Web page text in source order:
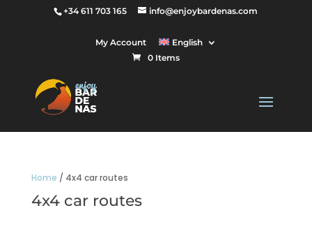
+34 611 703 165 info@enjoybardenas.com
My Account
English
0 Items
Home / 4x4 car routes
4x4 car routes